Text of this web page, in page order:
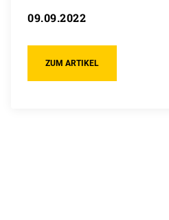
09.09.2022
ZUM ARTIKEL